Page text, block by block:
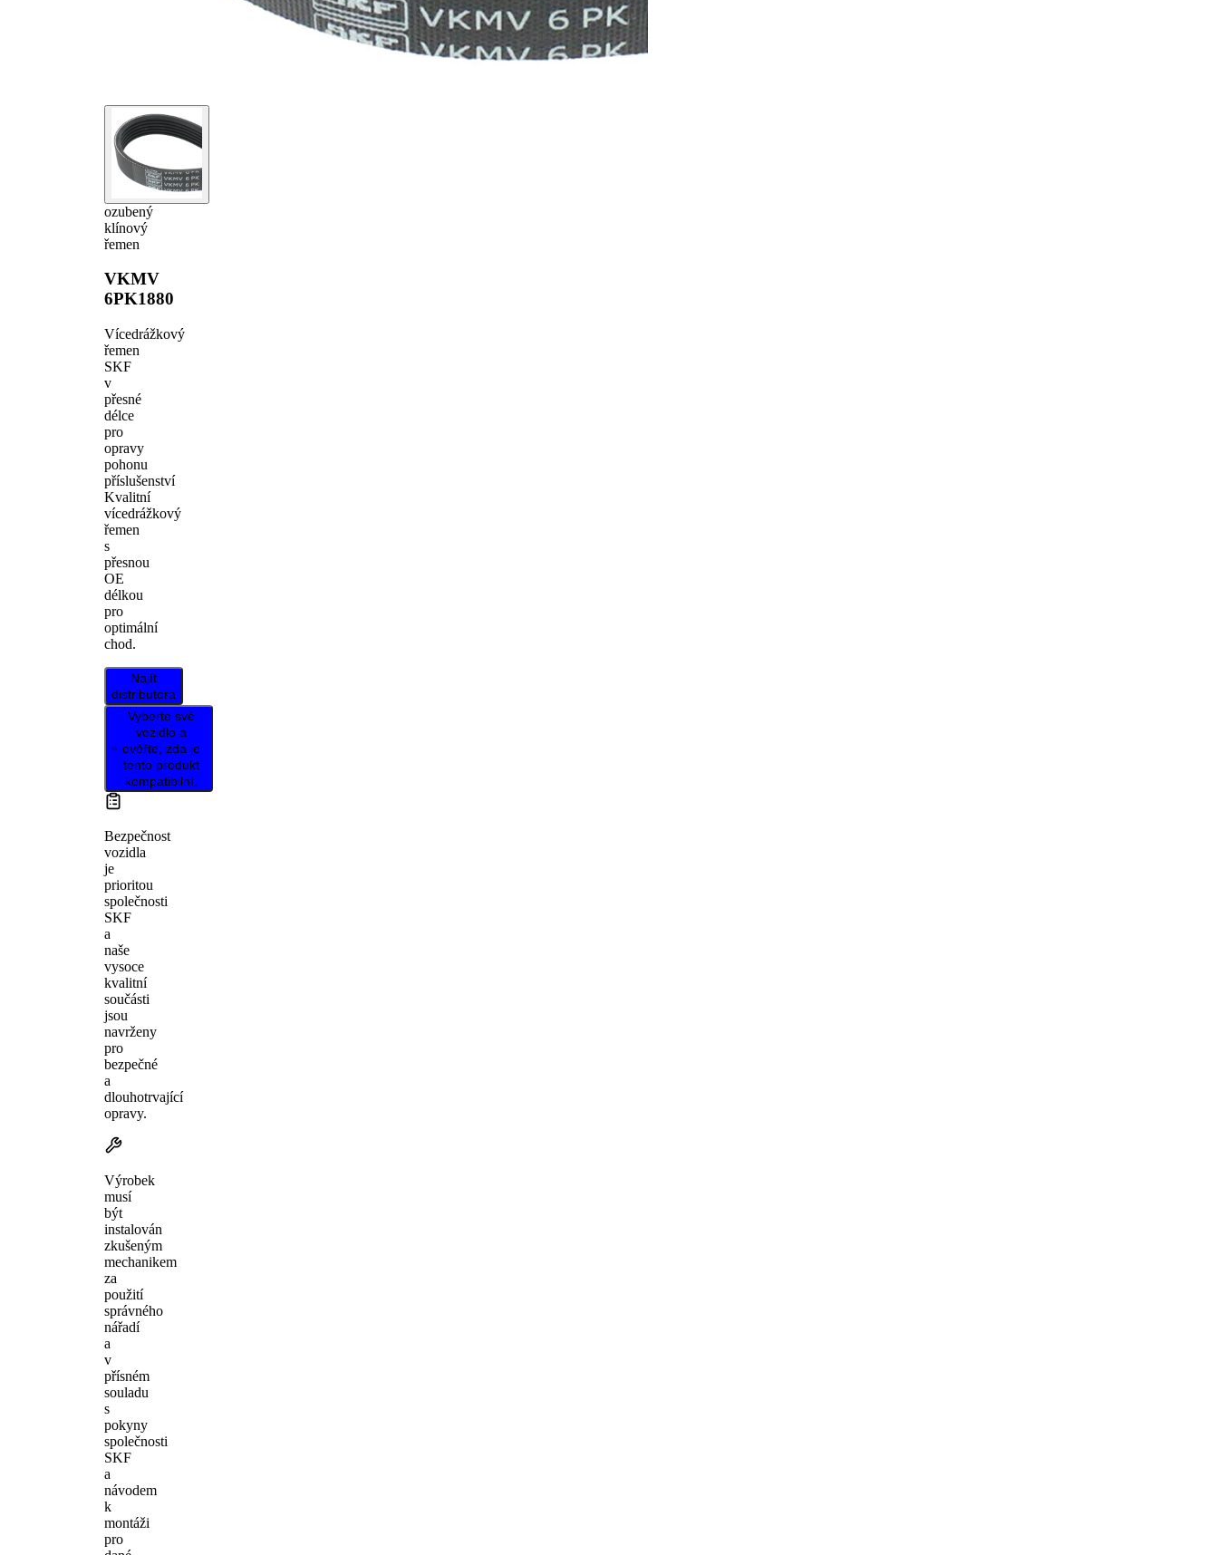
ozubený
klínový
řemen
VKMV
6PK1880
Vícedrážkový
řemen
SKF
v
přesné
délce
pro
opravy
pohonu
příslušenství
Kvalitní
vícedrážkový
řemen
s
přesnou
OE
délkou
pro
optimální
chod.
Najít
distributora
Vyberte své
vozidlo a
ověřte, zda je
tento produkt
kompatibilní.
Bezpečnost
vozidla
je
prioritou
společnosti
SKF
a
naše
vysoce
kvalitní
součásti
jsou
navrženy
pro
bezpečné
a
dlouhotrvající
opravy.
Výrobek
musí
být
instalován
zkušeným
mechanikem
za
použití
správného
nářadí
a
v
přísném
souladu
s
pokyny
společnosti
SKF
a
návodem
k
montáži
pro